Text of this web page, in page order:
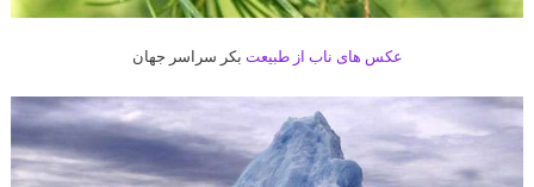
عکس های ناب از طبیعت بکر سراسر جهان